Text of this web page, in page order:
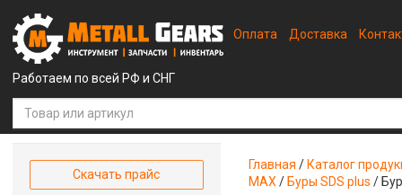
Работаем по всей РФ и СНГ
Оплата Доставка
Главная / Каталог
MAX / Буры SDS plus /
Скачать прайс